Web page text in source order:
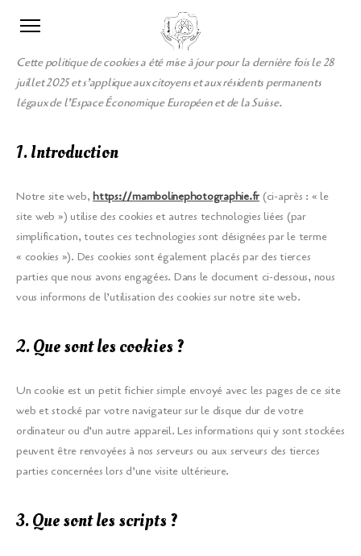
Cette politique de cookies a été mise à jour pour la dernière fois le 28
juillet 2025 et s’applique aux citoyens et aux résidents permanents
légaux de l’Espace Économique Européen et de la Suisse.
1. Introduction
Notre site web, https://mambolinephotographie.fr (ci-après : « le
site web ») utilise des cookies et autres technologies liées (par
simplification, toutes ces technologies sont désignées par le terme
« cookies »). Des cookies sont également placés par des tierces
parties que nous avons engagées. Dans le document ci-dessous, nous
vous informons de l’utilisation des cookies sur notre site web.
2. Que sont les cookies ?
Un cookie est un petit fichier simple envoyé avec les pages de ce site
web et stocké par votre navigateur sur le disque dur de votre
ordinateur ou d’un autre appareil. Les informations qui y sont stockées
peuvent être renvoyées à nos serveurs ou aux serveurs des tierces
parties concernées lors d’une visite ultérieure.
3. Que sont les scripts ?